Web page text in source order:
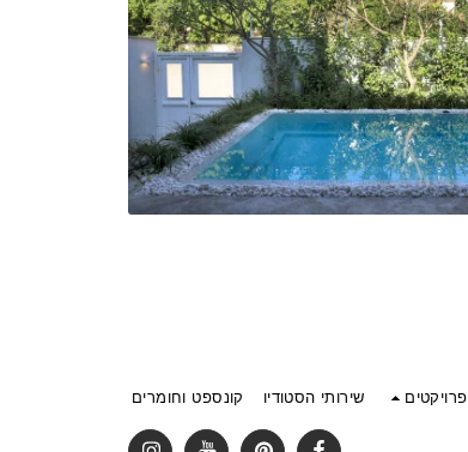
פרויקטים שירותי הסטודיו קונספט וחומרים